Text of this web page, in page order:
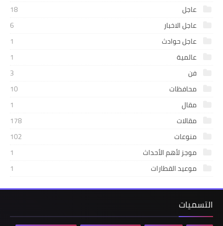
عاجل
18
عاجل الاخبار
6
عاجل حوادث
1
عالمية
1
فن
3
محافظات
10
مقال
1
مقالات
178
منوعات
102
موجز لأهم الأحداث
1
موعيد القطارات
1
التسميات